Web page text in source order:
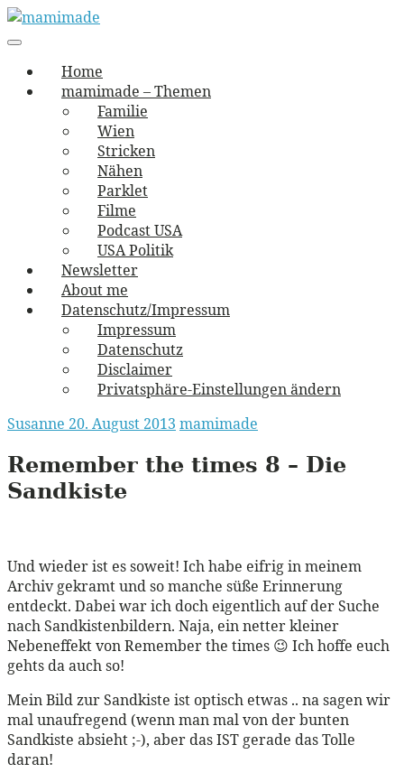
Skip
to
mamimade
vernäht und zugetextet
navigation
Menu
Home
mamimade – Themen
Familie
Wien
Stricken
Nähen
Parklet
Filme
Podcast USA
USA Politik
Newsletter
About me
Datenschutz/Impressum
Impressum
Datenschutz
Disclaimer
Privatsphäre-Einstellungen ändern
Susanne 20. August 2013 mamimade
Remember the times 8 – Die
Sandkiste
Und wieder ist es soweit! Ich habe eifrig in meinem
Archiv gekramt und so manche süße Erinnerung
entdeckt. Dabei war ich doch eigentlich auf der Suche
nach Sandkistenbildern. Naja, ein netter kleiner
Nebeneffekt von Remember the times 😉 Ich hoffe euch
gehts da auch so!
Mein Bild zur Sandkiste ist optisch etwas .. na sagen wir
mal unaufregend (wenn man mal von der bunten
Sandkiste absieht ;-), aber das IST gerade das Tolle
daran!